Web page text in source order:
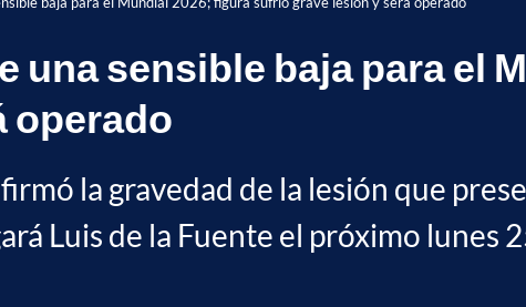
una sensible baja para el
operado
la gravedad de la lesión que
Luis de la Fuente el próximo lunes